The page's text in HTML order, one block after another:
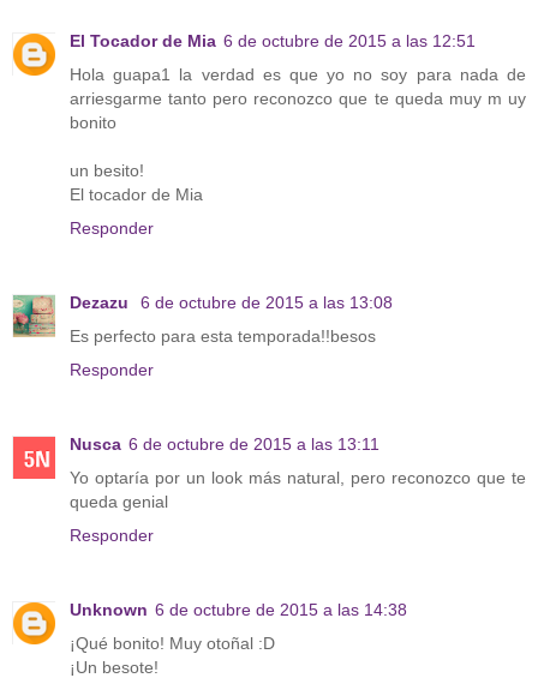
El Tocador de Mia 6 de octubre de 2015 a las 12:51
Hola guapa1 la verdad es que yo no soy para nada de
arriesgarme tanto pero reconozco que te queda muy m uy
bonito
un besito!
El tocador de Mia
Responder
Dezazu
6 de octubre de 2015 a las 13:08
Es perfecto para esta temporada!!besos
Responder
Nusca 6 de octubre de 2015 a las 13:11
Yo optaría por un look más natural, pero reconozco que te
queda genial
Responder
Unknown 6 de octubre de 2015 a las 14:38
¡Qué bonito! Muy otoñal :D
¡Un besote!